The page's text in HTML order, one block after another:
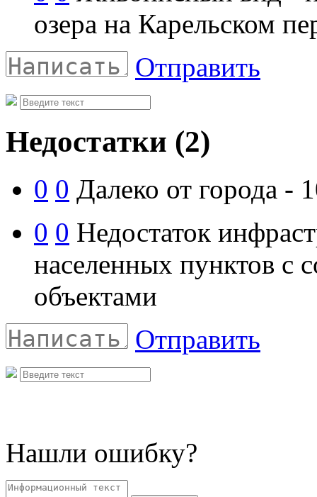
озера на Карельском
Отправить
Недостатки (2)
0 0 Далеко от города -
0 0 Недостаток
населенных пунктов с
объектами
Отправить
Нашли ошибку?